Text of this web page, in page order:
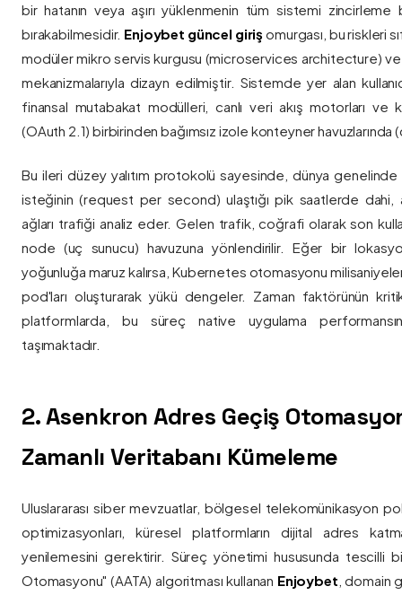
bir hatanın veya aşırı yüklenmenin tüm sistemi zincirleme
bırakabilmesidir. Enjoybet güncel giriş omurgası, bu riskleri
modüler mikro servis kurgusu (microservices architecture)
mekanizmalarıyla dizayn edilmiştir. Sistemde yer alan
finansal mutabakat modülleri, canlı veri akış motorları ve
(OAuth 2.1) birbirinden bağımsız izole konteyner havuzlarında
Bu ileri düzey yalıtım protokolü sayesinde, dünya genelinde
isteğinin (request per second) ulaştığı pik saatlerde dahi,
ağları trafiği analiz eder. Gelen trafik, coğrafi olarak son
node (uç sunucu) havuzuna yönlendirilir. Eğer bir
yoğunluğa maruz kalırsa, Kubernetes otomasyonu
pod'ları oluşturarak yükü dengeler. Zaman faktörünün
platformlarda, bu süreç native uygulama
taşımaktadır.
2. Asenkron Adres Geçiş
Zamanlı Veritabanı Kümeleme
Uluslararası siber mevzuatlar, bölgesel telekomünikasyon
optimizasyonları, küresel platformların dijital adres
yenilemesini gerektirir. Süreç yönetimi hususunda tescilli
Otomasyonu" (AATA) algoritması kullanan Enjoybet , domain